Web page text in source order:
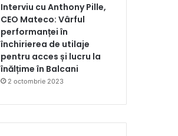
Interviu cu Anthony Pille,
CEO Mateco: Vârful
performanței în
închirierea de utilaje
pentru acces și lucru la
înălțime în Balcani
2 octombrie 2023